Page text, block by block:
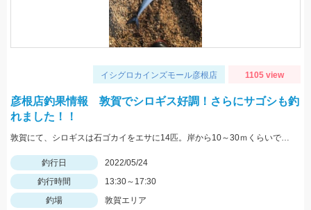
イシグロカインズモール彦根店 1105 view
彦根店釣果情報 敦賀でシロギス好調！さらにサゴシも釣
れました！！
敦賀にて、シロギスは石ゴカイをエサに14匹。岸から10～30ｍくらいでもよく当たる。夕方にサゴシがヒット、ルアーはレンジバイブ55。
釣行日
2022/05/24
釣行時間
13:30～17:30
釣場
敦賀エリア